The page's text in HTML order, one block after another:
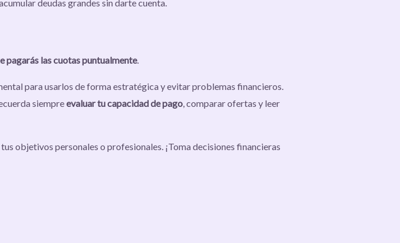
deudas grandes sin darte cuenta.
pagarás las cuotas puntualmente.
para usarlos de forma estratégica y evitar problemas financieros.
siempreevaluar tu capacidad de pago, comparar ofertas y leer
objetivos personales o profesionales. ¡Toma decisiones financieras